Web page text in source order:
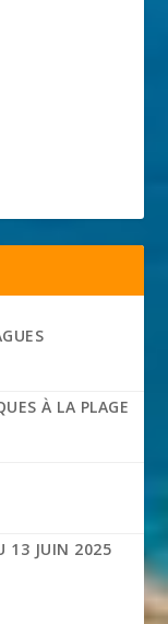
À LA PLAGE
13 JUIN 2025